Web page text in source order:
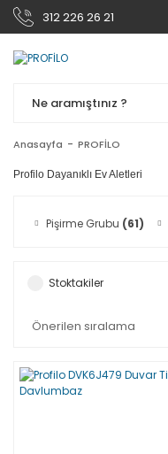
312 226 26 21
Anasayfa PROFİLO
Profilo Dayanıklı Ev Aletleri
Pişirme Grubu (61)
Stoktakiler